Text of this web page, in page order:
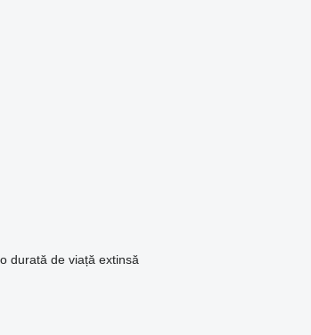
durată de viață extinsă